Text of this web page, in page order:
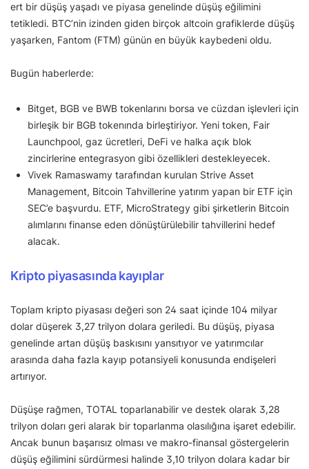
ert bir düşüş yaşadı ve piyasa genelinde düşüş eğilimini
tetikledi. BTC’nin izinden giden birçok altcoin grafiklerde düşüş
yaşarken, Fantom (FTM) günün en büyük kaybedeni oldu.
Bugün haberlerde:
Bitget, BGB ve BWB tokenlarını borsa ve cüzdan işlevleri için
birleşik bir BGB tokenında birleştiriyor. Yeni token, Fair
Launchpool, gaz ücretleri, DeFi ve halka açık blok
zincirlerine entegrasyon gibi özellikleri destekleyecek.
Vivek Ramaswamy tarafından kurulan Strive Asset
Management, Bitcoin Tahvillerine yatırım yapan bir ETF için
SEC’e başvurdu. ETF, MicroStrategy gibi şirketlerin Bitcoin
alımlarını finanse eden dönüştürülebilir tahvillerini hedef
alacak.
Kripto piyasasında kayıplar
Toplam kripto piyasası değeri son 24 saat içinde 104 milyar
dolar düşerek 3,27 trilyon dolara geriledi. Bu düşüş, piyasa
genelinde artan düşüş baskısını yansıtıyor ve yatırımcılar
arasında daha fazla kayıp potansiyeli konusunda endişeleri
artırıyor.
Düşüşe rağmen, TOTAL toparlanabilir ve destek olarak 3,28
trilyon doları geri alarak bir toparlanma olasılığına işaret edebilir.
Ancak bunun başarısız olması ve makro-finansal göstergelerin
düşüş eğilimini sürdürmesi halinde 3,10 trilyon dolara kadar bir